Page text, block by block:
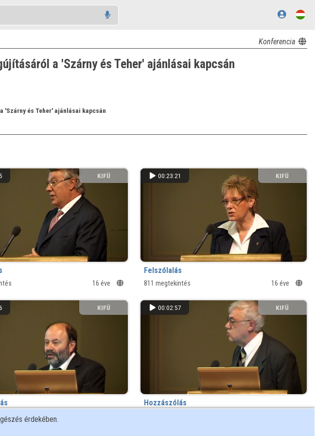
Konferencia
a 'Szárny és Teher' ajánlásai kapcsán
'Szárny és Teher' ajánlásai kapcsán
KIFÜ
16 éve
00:23:21 KIFÜ
Felszólalás
811 megtekintés 16 éve
KIFÜ 00:02:57 KIFÜ
Hozzászólás
érdekében.